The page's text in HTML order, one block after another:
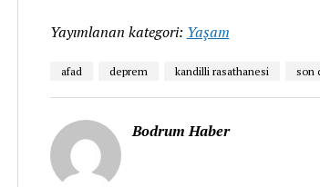
Yayımlanan kategori: Yaşam
afad deprem kandilli rasathanesi son
Bodrum Haber